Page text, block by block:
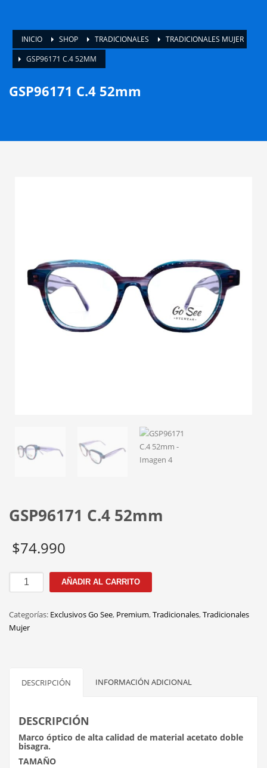
INICIO SHOP TRADICIONALES
TRADICIONALES MUJER
GSP96171 C.4 52MM
GSP96171 C.4 52mm
GSP96171 C.4 52mm
$74.990
GSP96171
C.4
cantidad
AÑADIR AL CARRITO
Categorías: Exclusivos Go See, Premium,Tradicionales,Tradicionales
Mujer
DESCRIPCIÓN INFORMACIÓN ADICIONAL
DESCRIPCIÓN
Marco óptico de alta calidad de material acetato doble
bisagra.
TAMAÑO